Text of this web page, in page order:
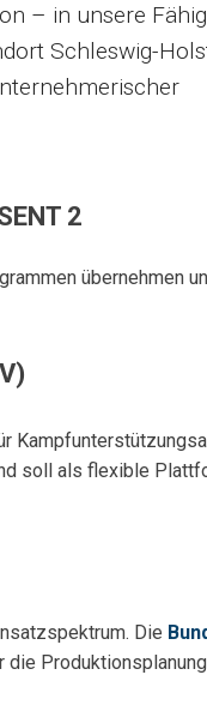
– in unsere
Schleswig-
2
übernehmen
soll als flexible
Die